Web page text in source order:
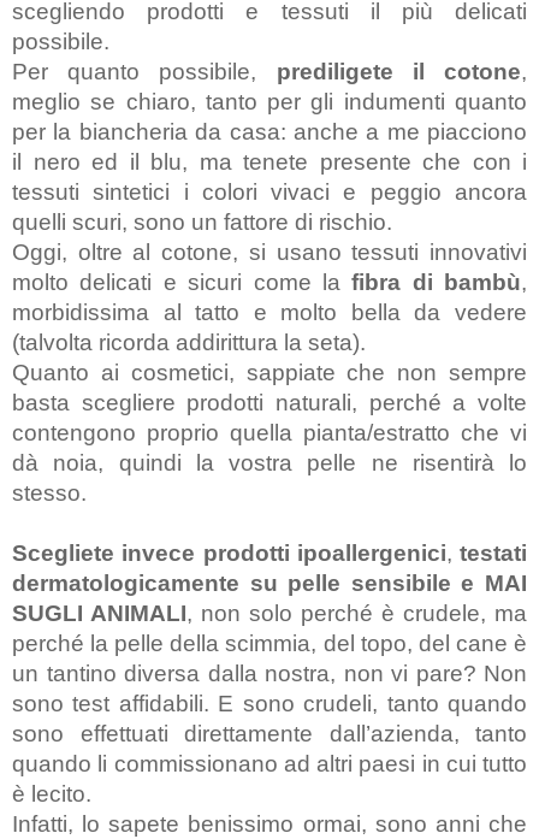
scegliendo prodotti e tessuti il più delicati
possibile.
Per quanto possibile, prediligete il cotone,
meglio se chiaro, tanto per gli indumenti quanto
per la biancheria da casa: anche a me piacciono
il nero ed il blu, ma tenete presente che con i
tessuti sintetici i colori vivaci e peggio ancora
quelli scuri, sono un fattore di rischio.
Oggi, oltre al cotone, si usano tessuti innovativi
molto delicati e sicuri come la fibra di bambù,
morbidissima al tatto e molto bella da vedere
(talvolta ricorda addirittura la seta).
Quanto ai cosmetici, sappiate che non sempre
basta scegliere prodotti naturali, perché a volte
contengono proprio quella pianta/estratto che vi
dà noia, quindi la vostra pelle ne risentirà lo
stesso.
Scegliete invece prodotti ipoallergenici, testati
dermatologicamente su pelle sensibile e MAI
SUGLI ANIMALI, non solo perché è crudele, ma
perché la pelle della scimmia, del topo, del cane è
un tantino diversa dalla nostra, non vi pare? Non
sono test affidabili. E sono crudeli, tanto quando
sono effettuati direttamente dall’azienda, tanto
quando li commissionano ad altri paesi in cui tutto
è lecito.
Infatti, lo sapete benissimo ormai, sono anni che